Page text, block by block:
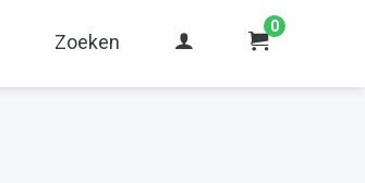
Zoeken
0